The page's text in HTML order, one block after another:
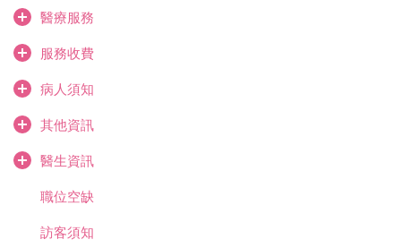
醫療服務
服務收費
病人須知
其他資訊
醫生資訊
職位空缺
訪客須知